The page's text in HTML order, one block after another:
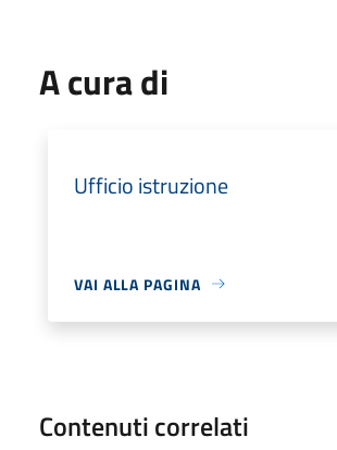
A cura di
Ufficio istruzione
VAI ALLA PAGINA
Contenuti correlati